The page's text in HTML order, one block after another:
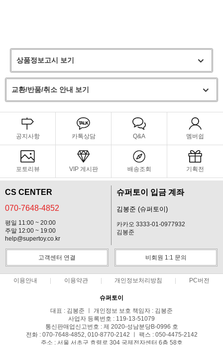
상품정보고시 보기
교환/반품/취소 안내 보기
공지사항 카톡상담 Q&A 멤버쉽
포토리뷰 VIP 게시판 배송조회 기획전
CS CENTER
070-7648-4852
평일 11:00 ~ 20:00
주말 12:00 ~ 19:00
help@supertoy.co.kr
슈퍼토이 입금 계좌
김봉준 (슈퍼토이)
카카오 3333-01-0977932
김봉준
고객센터 연결 비회원 1:1 문의
이용안내 이용약관 개인정보처리방침 PC버전
슈퍼토이
대표 : 김봉준 ㅣ 개인정보 보호 책임자 : 김봉준
사업자 등록번호 : 119-13-51079
통신판매업신고번호 : 제 2020-성남분당B-0996 호
전화 : 070-7648-4852, 010-8770-2142 ㅣ 팩스 : 050-4475-2142
주소 : 서울 서초구 효령로 304 국제전자센터 6층 58호